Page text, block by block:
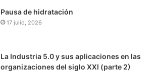
Pausa de hidratación
17 julio, 2026
La Industria 5.0 y sus aplicaciones en las
organizaciones del siglo XXI (parte 2)